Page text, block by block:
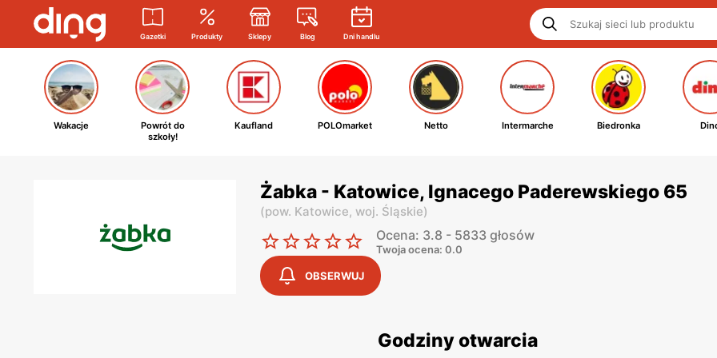
Gazetki Produkty Sklepy Blog Dni handlu
Wakacje
Powrót do
szkoły!
Kaufland POLOmarket Netto Intermarche Biedronka
Żabka - Katowice, Ignacego Paderewskiego 65
(pow. Katowice, woj. Śląskie)
Ocena: 3.8 - 5833 głosów
Twoja ocena: 0.0
OBSERWUJ
Godziny otwarcia